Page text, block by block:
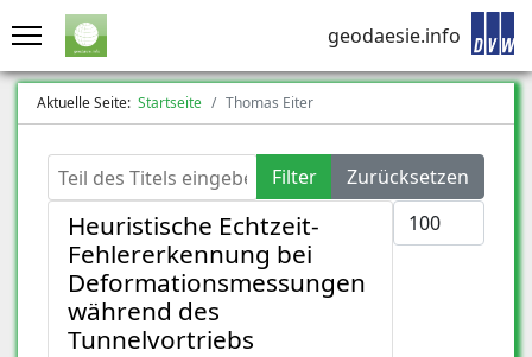
geodaesie.info
Aktuelle Seite: Startseite Thomas Eiter
Teil des Titels eingeben Filter
Zurücksetzen
Anzeige #
Heuristische Echtzeit-
Fehlererkennung bei
Deformationsmessungen
während des
Tunnelvortriebs